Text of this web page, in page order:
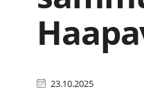
23.10.2025